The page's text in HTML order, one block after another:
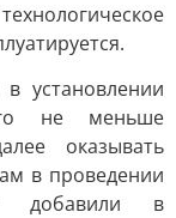
установлении
не меньше
оказывать
в проведении
добавили в